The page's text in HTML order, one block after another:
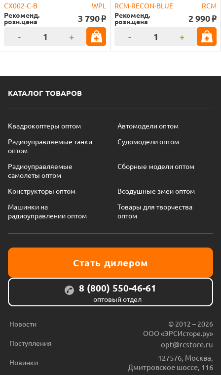
CX002-C-B
WPL
Рекоменд.
розн.цена 3 790 o
- +
RCM-RECON-BLUE
RCM
Рекоменд.
розн.цена 2 990 o
- +
КАТАЛОГ ТОВАРОВ
Квадрокоптеры оптом
Автомодели оптом
Радиоуправляемые танки
оптом
Судомодели оптом
Радиоуправляемые
самолеты оптом
Сборные модели оптом
Конструкторы оптом
Воздушные змеи оптом
Машинки на
радиоуправлении оптом
Товары для творчества
оптом
Стать дилером
8 (800) 550-46-61
оптовый отдел
Новости
Поступления
Новинки
© 2012 – 2026
ООО «ЭРСИсторе.ру»
opt@rcstore.ru
127576 Москва
Дмитровское шоссе, 116